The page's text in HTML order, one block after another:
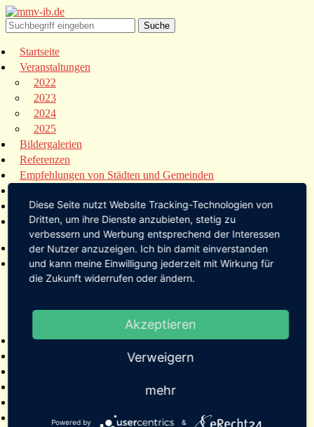
Startseite
Veranstaltungen
2022
2023
2024
2025
Bildergalerien
Referenzen
Empfehlungen von Städten und Gemeinden
Links
Kontakt
Startseite
Veranstaltungen
2022
2024
Bildergalerien
Kontakt
Diese Seite nutzt Website Tracking-Technologien von
Dritten, um ihre Dienste anzubieten, stetig zu
verbessern und Werbung entsprechend der Interessen
der Nutzer anzuzeigen. Ich bin damit einverstanden
und kann meine Einwilligung jederzeit mit Wirkung für
die Zukunft widerrufen oder ändern.
Akzeptieren
Verweigern
mehr
Powered by &